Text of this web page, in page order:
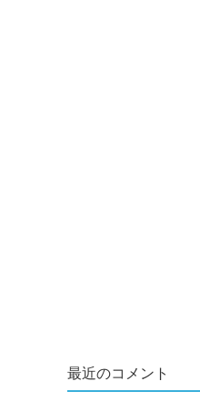
最近のコメント